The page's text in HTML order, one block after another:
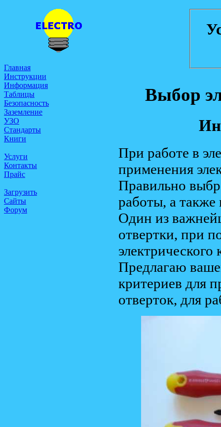
Главная
Инструкции
Информация
Таблицы
Безопасность
Заземление
УЗО
Стандарты
Книги
Услуги
Контакты
Прайс
Загрузить
Сайты
Форум
Выбор
При работе в
применения
Правильно
работы, а также
Один из
отвертки, при
электрического
Предлагаю
критериев для
отверток, для